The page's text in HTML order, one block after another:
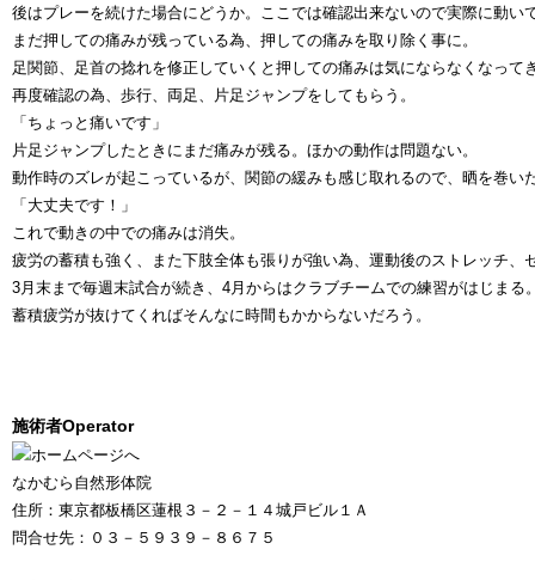
後はプレーを続けた場合にどうか。ここでは確認出来ないので実際に動い
まだ押しての痛みが残っている為、押しての痛みを取り除く事に。
足関節、足首の捻れを修正していくと押しての痛みは気にならなくなって
再度確認の為、歩行、両足、片足ジャンプをしてもらう。
「ちょっと痛いです」
片足ジャンプしたときにまだ痛みが残る。ほかの動作は問題ない。
動作時のズレが起こっているが、関節の緩みも感じ取れるので、晒を巻い
「大丈夫です！」
これで動きの中での痛みは消失。
疲労の蓄積も強く、また下肢全体も張りが強い為、運動後のストレッチ、
3月末まで毎週末試合が続き、4月からはクラブチームでの練習がはじまる
蓄積疲労が抜けてくればそんなに時間もかからないだろう。
施術者Operator
なかむら自然形体院
住所：東京都板橋区蓮根３－２－１４城戸ビル１Ａ
問合せ先：０３－５９３９－８６７５